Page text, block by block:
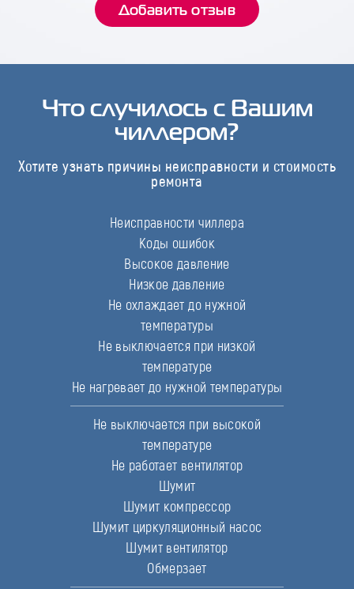
Добавить отзыв
Что случилось с Вашим
чиллером?
Хотите узнать причины неисправности и стоимость
ремонта
Неисправности чиллера
Коды ошибок
Высокое давление
Низкое давление
Не охлаждает до нужной
температуры
Не выключается при низкой
температуре
Не нагревает до нужной температуры
Не выключается при высокой
температуре
Не работает вентилятор
Шумит
Шумит компрессор
Шумит циркуляционный насос
Шумит вентилятор
Обмерзает